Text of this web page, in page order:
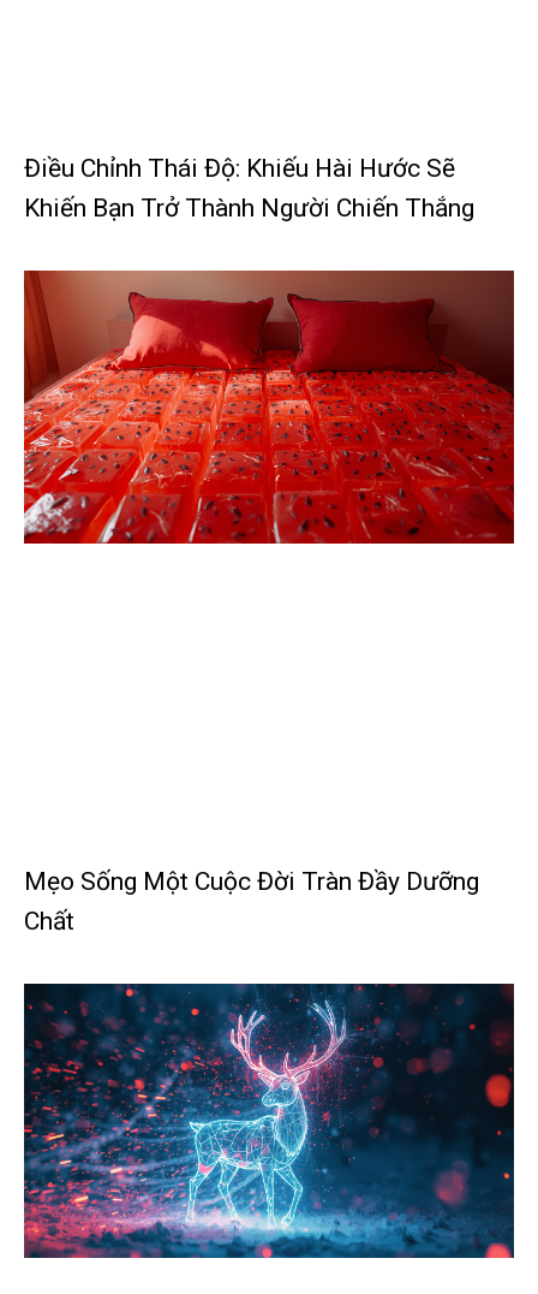
Điều Chỉnh Thái Độ: Khiếu Hài Hước Sẽ
Khiến Bạn Trở Thành Người Chiến Thắng
Mẹo Sống Một Cuộc Đời Tràn Đầy Dưỡng
Chất